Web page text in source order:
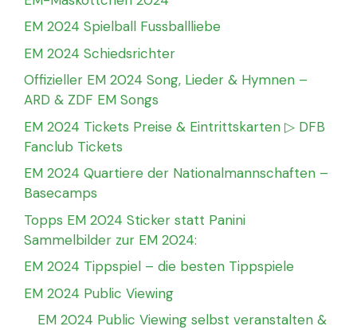
EM 2024 Spielball Fussballliebe
EM 2024 Schiedsrichter
Offizieller EM 2024 Song, Lieder & Hymnen –
ARD & ZDF EM Songs
EM 2024 Tickets Preise & Eintrittskarten ▷ DFB
Fanclub Tickets
EM 2024 Quartiere der Nationalmannschaften –
Basecamps
Topps EM 2024 Sticker statt Panini
Sammelbilder zur EM 2024:
EM 2024 Tippspiel – die besten Tippspiele
EM 2024 Public Viewing
EM 2024 Public Viewing selbst veranstalten &